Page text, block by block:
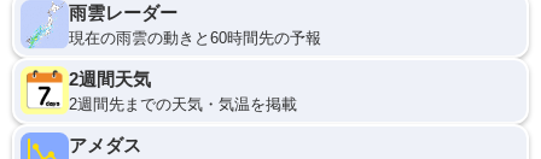
雨雲レーダー
現在の雨雲の動きと60時間先の予報
2週間天気
2週間先までの天気・気温を掲載
アメダス